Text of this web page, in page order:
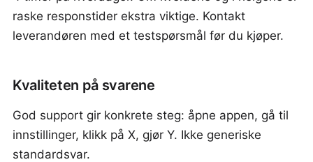
raske responstider ekstra viktige. Kontakt
leverandøren med et testspørsmål før du kjøper.
Kvaliteten på svarene
God support gir konkrete steg: åpne appen, gå til
innstillinger, klikk på X, gjør Y. Ikke generiske
standardsvar.